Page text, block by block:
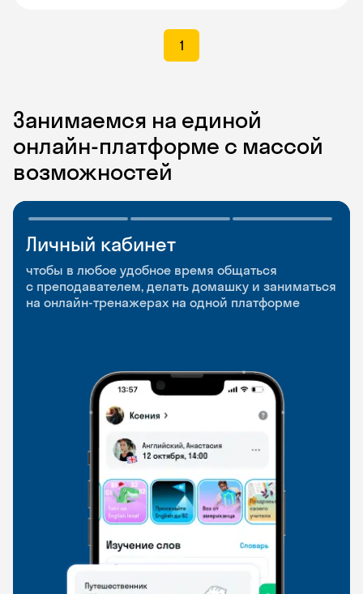
1
Занимаемся на единой
онлайн-платформе с массой
возможностей
Личный кабинет
чтобы в любое удобное время общаться
с преподавателем, делать домашку и заниматься
на онлайн-тренажерах на одной платформе
Мобильное
приложение
чтобы заниматься и изучать новые слова где
и когда удобно
Разговорные клубы
и Talks
Групповые занятия для разговорной практики
и индивидуальные встречи с преподавателями